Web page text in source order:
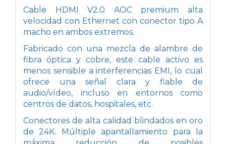
Cable HDMI V2.0 AOC premium alta
velocidad con Ethernet con conector tipo A
macho en ambos extremos.
Fabricado con una mezcla de alambre de
fibra óptica y cobre, este cable activo es
menos sensible a interferencias EMI, lo cual
ofrece una señal clara y fiable de
audio/vídeo, incluso en entornos como
centros de datos, hospitales, etc.
Conectores de alta calidad blindados en oro
de 24K. Múltiple apantallamiento para la